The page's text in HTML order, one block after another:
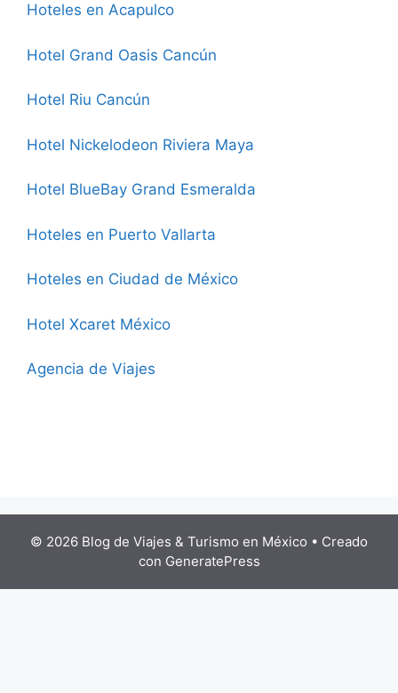
Hoteles en Acapulco
Hotel Grand Oasis Cancún
Hotel Riu Cancún
Hotel Nickelodeon Riviera Maya
Hotel BlueBay Grand Esmeralda
Hoteles en Puerto Vallarta
Hoteles en Ciudad de México
Hotel Xcaret México
Agencia de Viajes
© 2026 Blog de Viajes & Turismo en México • Creado
con GeneratePress